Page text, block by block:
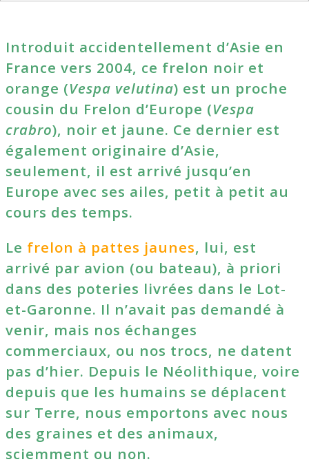
Introduit accidentellement d’Asie en
France vers 2004, ce frelon noir et
orange (Vespa velutina) est un proche
cousin du Frelon d’Europe (Vespa
crabro), noir et jaune. Ce dernier est
également originaire d’Asie,
seulement, il est arrivé jusqu’en
Europe avec ses ailes, petit à petit au
cours des temps.
Le frelon à pattes jaunes, lui, est
arrivé par avion (ou bateau), à priori
dans des poteries livrées dans le Lot-
et-Garonne. Il n’avait pas demandé à
venir, mais nos échanges
commerciaux, ou nos trocs, ne datent
pas d’hier. Depuis le Néolithique, voire
depuis que les humains se déplacent
sur Terre, nous emportons avec nous
des graines et des animaux,
sciemment ou non.